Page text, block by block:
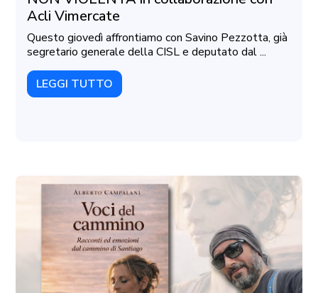
Acli Vimercate
Questo giovedì affrontiamo con Savino Pezzotta, già
segretario generale della CISL e deputato dal ...
LEGGI TUTTO